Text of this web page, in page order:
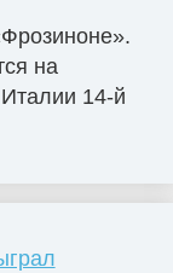
на
14-й